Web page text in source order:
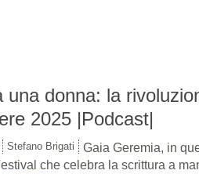
una donna: la
2025 |Podcast|
Stefano Brigati
Gaia Geremia, in
che celebra la scrittura a